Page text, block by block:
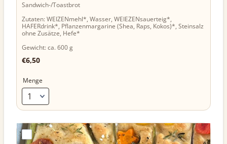
Sandwich-/Toastbrot
Zutaten: WEIZENmehl*, Wasser, WEIEZENsauerteig*,
HAFERdrink*, Pflanzenmargarine (Shea, Raps, Kokos)*, Steinsalz
ohne Zusätze, Hefe*
Gewicht: ca. 600 g
€6,50
€6,50
Menge